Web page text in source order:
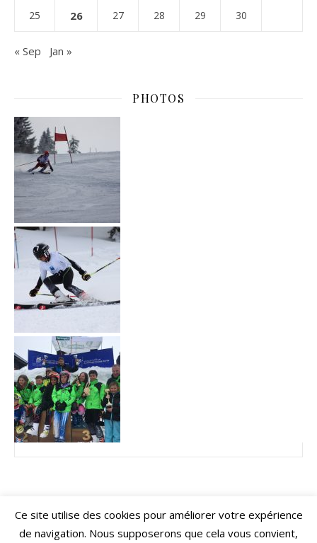
25 26 27 28 29 30
« Sep Jan »
PHOTOS
Ce site utilise des cookies pour améliorer votre expérience
de navigation. Nous supposerons que cela vous convient,